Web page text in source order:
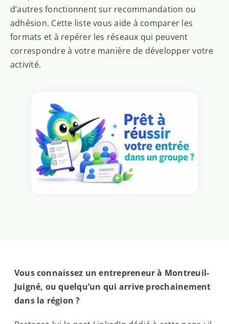
d’autres fonctionnent sur recommandation ou
adhésion. Cette liste vous aide à comparer les
formats et à repérer les réseaux qui peuvent
correspondre à votre manière de développer votre
activité.
Vous connaissez un entrepreneur à Montreuil-
Juigné, ou quelqu’un qui arrive prochainement
dans la région ?